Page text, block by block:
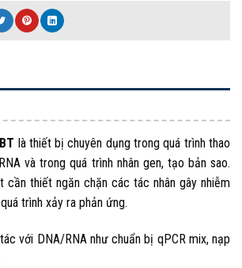
là thiết bị chuyên dụng trong quá trình thao
và trong quá trình nhân gen, tạo bản sao.
thiết ngăn chặn các tác nhân gây nhiễm
trình xảy ra phản ứng.
với DNA/RNA như chuẩn bị qPCR mix, nạp